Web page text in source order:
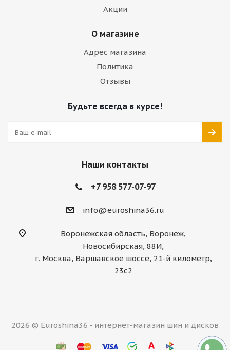
Акции
О магазине
Адрес магазина
Политика
Отзывы
Будьте всегда в курсе!
Наши контакты
+7 958 577-07-97
info@euroshina36.ru
Воронежская область, Воронеж,
Новосибирская, 88И,
г. Москва, Варшавское шоссе, 21-й километр,
23с2
2026 © Euroshina36 - интернет-магазин шин и дисков